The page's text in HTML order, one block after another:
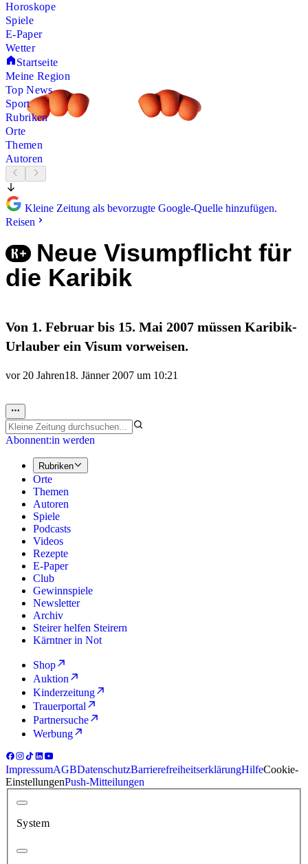
Horoskope
Spiele
E-Paper
Wetter
Startseite
Meine Region
Top News
Sport
Rubriken
Orte
Themen
Autoren
Kleine Zeitung als bevorzugte Google-Quelle hinzufügen.
Reisen
Neue Visumpflicht für
die Karibik
Von 1. Februar bis 15. Mai 2007 müssen Karibik-
Urlauber ein Visum vorweisen.
vor 20 Jahren18. Jänner 2007 um 10:21
Abonnent:in werden
Rubriken
Orte
Themen
Autoren
Spiele
Podcasts
Videos
Rezepte
E-Paper
Club
Gewinnspiele
Newsletter
Archiv
Steirer helfen Steirern
Kärntner in Not
Shop
Auktion
Kinderzeitung
Trauerportal
Partnersuche
Werbung
ImpressumAGBDatenschutzBarrierefreiheitserklärungHilfeCookie-
EinstellungenPush-Mitteilungen
System